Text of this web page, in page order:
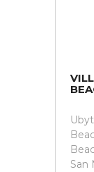
San